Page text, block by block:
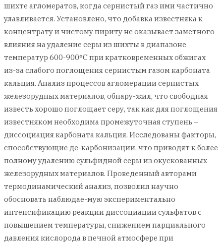
шихте агломератов, когда сернистый газ ими частично
улавливается. Установлено, что добавка известняка к
концентрату и чистому пириту не оказывает заметного
влияния на удаление серы из шихты в диапазоне
температур 600-900°C при кратковременных обжигах
из-за слабого поглощения сернистым газом карбоната
кальция. Анализ процессов агломерации сернистых
железорудных материалов, обнару-жил, что свободная
известь хорошо поглощает серу, так как для поглощения
известняком необходима промежуточная ступень –
диссоциация карбоната кальция. Исследованы факторы,
способствующие де-карбонизации, что приводят к более
полному удалению сульфидной серы из окускованных
железорудных материалов. Проведенный авторами
термодинамический анализ, позволил научно
обосновать наблюдае-мую экспериментально
интенсификацию реакции диссоциации сульфатов с
повышением температуры, снижением парциального
давления кислорода в печной атмосфере при